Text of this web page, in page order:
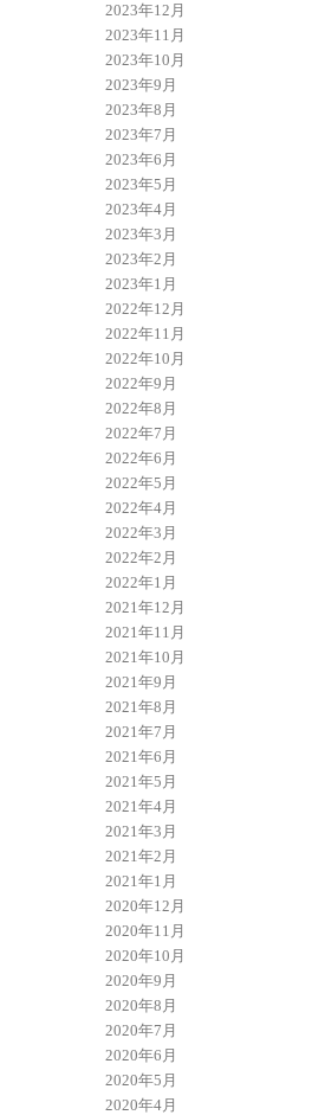
2023年12月
2023年11月
2023年10月
2023年9月
2023年8月
2023年7月
2023年6月
2023年5月
2023年4月
2023年3月
2023年2月
2023年1月
2022年12月
2022年11月
2022年10月
2022年9月
2022年8月
2022年7月
2022年6月
2022年5月
2022年4月
2022年3月
2022年2月
2022年1月
2021年12月
2021年11月
2021年10月
2021年9月
2021年8月
2021年7月
2021年6月
2021年5月
2021年4月
2021年3月
2021年2月
2021年1月
2020年12月
2020年11月
2020年10月
2020年9月
2020年8月
2020年7月
2020年6月
2020年5月
2020年4月